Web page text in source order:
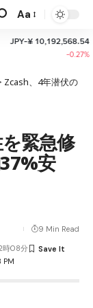
Aa
ETH
Zcash、4年潜伏の
緊急修
安
PM
時08分
9 Min Read